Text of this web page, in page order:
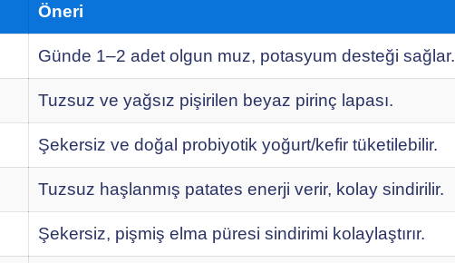
Öneri
Günde 1–2 adet olgun muz, potasyum desteği sağlar.
Tuzsuz ve yağsız pişirilen beyaz pirinç lapası.
Şekersiz ve doğal probiyotik yoğurt/kefir tüketilebilir.
Tuzsuz haşlanmış patates enerji verir, kolay sindirilir.
Şekersiz, pişmiş elma püresi sindirimi kolaylaştırır.